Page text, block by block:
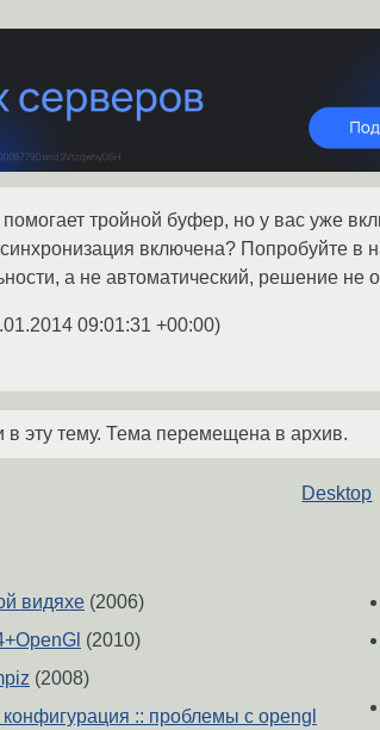
тройной буфер, но у вас уже
включена? Попробуйте
а не автоматический, решение не
09:01:31 +00:00)
эту тему. Тема перемещена в архив.
Desktop
видяхе (2006)
(2010)
(2008)
:: проблемы с opengl